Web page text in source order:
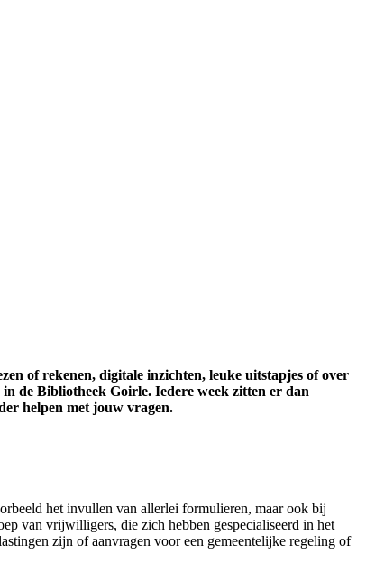
of rekenen, digitale inzichten, leuke uitstapjes of over
de Bibliotheek Goirle. Iedere week zitten er dan
helpen met jouw vragen.
het invullen van allerlei formulieren, maar ook bij
van vrijwilligers, die zich hebben gespecialiseerd in het
zijn of aanvragen voor een gemeentelijke regeling of